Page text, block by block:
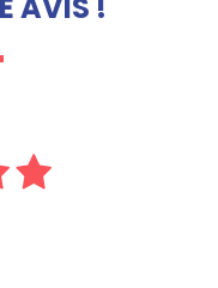
AVIS !